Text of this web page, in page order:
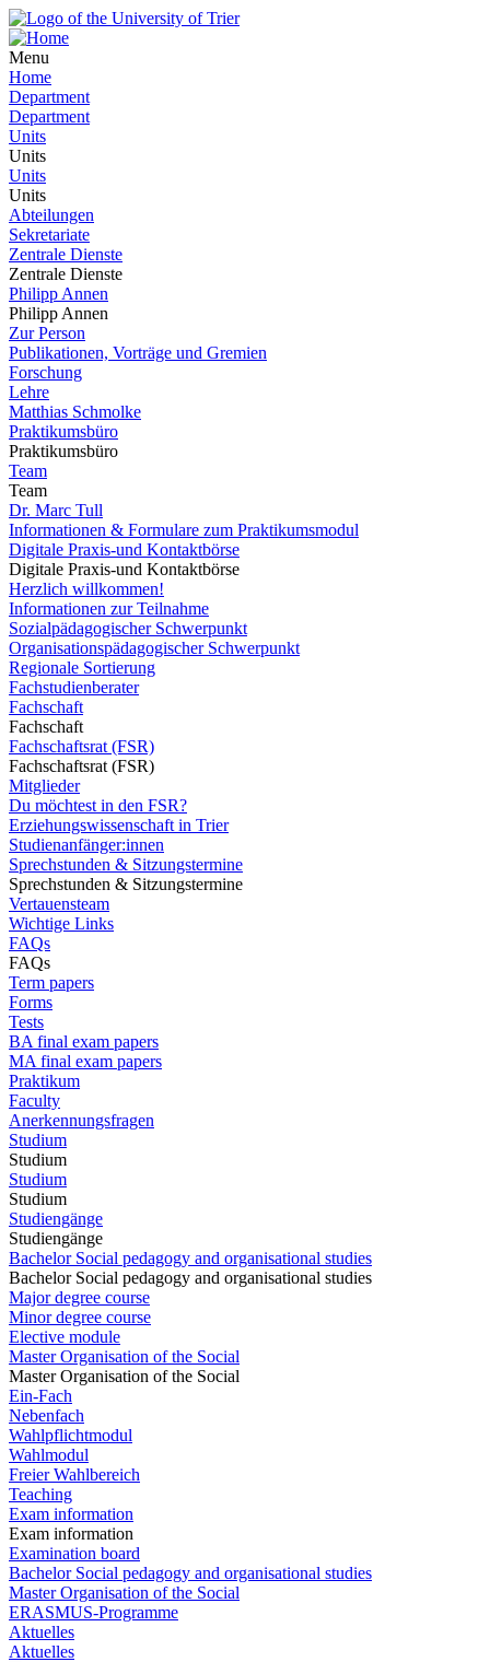
Menu
Home
Department
Department
Units
Units
Units
Units
Abteilungen
Sekretariate
Zentrale Dienste
Zentrale Dienste
Philipp Annen
Philipp Annen
Zur Person
Publikationen, Vorträge und Gremien
Forschung
Lehre
Matthias Schmolke
Praktikumsbüro
Praktikumsbüro
Team
Team
Dr. Marc Tull
Informationen & Formulare zum Praktikumsmodul
Digitale Praxis-und Kontaktbörse
Digitale Praxis-und Kontaktbörse
Herzlich willkommen!
Informationen zur Teilnahme
Sozialpädagogischer Schwerpunkt
Organisationspädagogischer Schwerpunkt
Regionale Sortierung
Fachstudienberater
Fachschaft
Fachschaft
Fachschaftsrat (FSR)
Fachschaftsrat (FSR)
Mitglieder
Du möchtest in den FSR?
Erziehungswissenschaft in Trier
Studienanfänger:innen
Sprechstunden & Sitzungstermine
Sprechstunden & Sitzungstermine
Vertauensteam
Wichtige Links
FAQs
FAQs
Term papers
Forms
Tests
BA final exam papers
MA final exam papers
Praktikum
Faculty
Anerkennungsfragen
Studium
Studium
Studium
Studium
Studiengänge
Studiengänge
Bachelor Social pedagogy and organisational studies
Bachelor Social pedagogy and organisational studies
Major degree course
Minor degree course
Elective module
Master Organisation of the Social
Master Organisation of the Social
Ein-Fach
Nebenfach
Wahlpflichtmodul
Wahlmodul
Freier Wahlbereich
Teaching
Exam information
Exam information
Examination board
Bachelor Social pedagogy and organisational studies
Master Organisation of the Social
ERASMUS-Programme
Aktuelles
Aktuelles